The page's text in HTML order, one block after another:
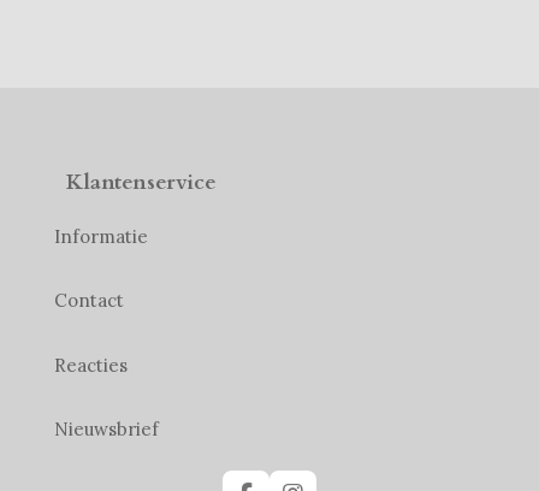
Klantenservice
Informatie
Contact
Reacties
Nieuwsbrief